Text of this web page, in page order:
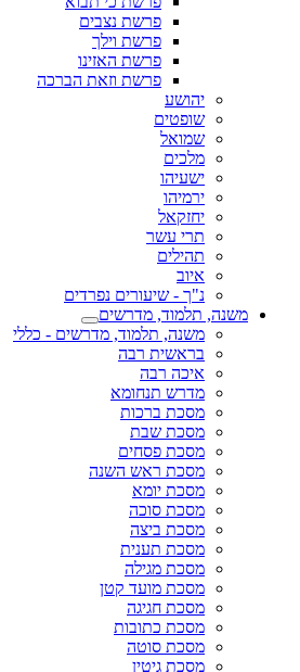
פרשת נצבים
פרשת וילך
פרשת האזינו
פרשת וזאת הברכה
יהושע
שופטים
שמואל
מלכים
ישעיהו
ירמיהו
יחזקאל
תרי עשר
תהילים
איוב
נ"ך - שיעורים נפרדים
משנה, תלמוד, מדרשים
משנה, תלמוד, מדרשים - כללי
בראשית רבה
איכה רבה
מדרש תנחומא
מסכת ברכות
מסכת שבת
מסכת פסחים
מסכת ראש השנה
מסכת יומא
מסכת סוכה
מסכת ביצה
מסכת תענית
מסכת מגילה
מסכת מועד קטן
מסכת חגיגה
מסכת כתובות
מסכת סוטה
מסכת גיטין